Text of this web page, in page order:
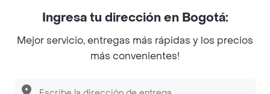
Facebook
Twitter
Instagram
©2026Rappi Inc. All rights reserved.
Ingresa tu dirección en Bogotá:
Mejor servicio, entregas más rápidas y los precios
más convenientes!